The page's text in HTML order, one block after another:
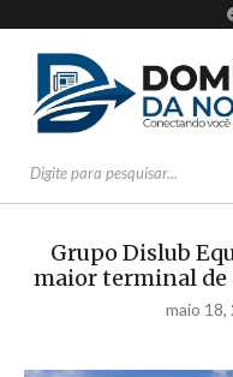
Grupo Dislub
maior terminal de
maio 18,